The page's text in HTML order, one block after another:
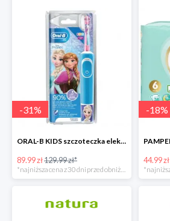
-31%
ORAL-B KIDS szczoteczka elektryczna
89.99 zł129.99 zł*
-18%
44.99 zł